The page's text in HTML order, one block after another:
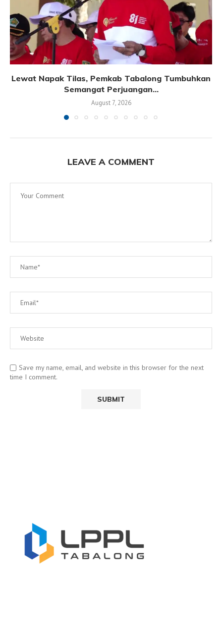
Lewat Napak Tilas, Pemkab Tabalong Tumbuhkan
Semangat Perjuangan...
August 7, 2026
LEAVE A COMMENT
Save my name, email, and website in this browser for the next
time I comment.